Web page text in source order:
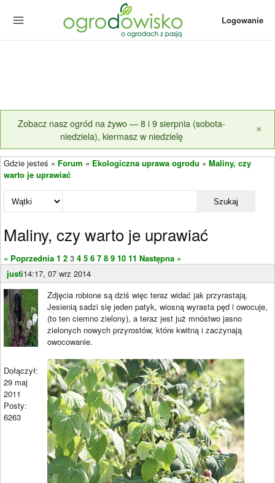
Logowanie
Zobacz nasz ogród na żywo — 8 i 9 sierpnia (sobota-
niedziela), kiermasz w niedzielę
×
Gdzie jesteś » Forum » Ekologiczna uprawa ogrodu » Maliny, czy
warto je uprawiać
Szukaj
Maliny, czy warto je uprawiać
« Poprzednia 1 2 3 4 5 6 7 8 9 10 11 Następna »
justi14:17, 07 wrz 2014
Dołączył:
29 maj
2011
Posty:
6263
Zdjęcia robione są dziś więc teraz widać jak przyrastają.
Jesienią sadzi się jeden patyk, wiosną wyrasta pęd i owocuje,
(to ten ciemno zielony), a teraz jest już mnóstwo jasno
zielonych nowych przyrostów, które kwitną i zaczynają
owocowanie.